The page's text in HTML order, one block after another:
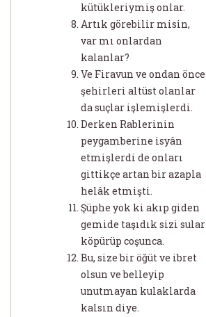
kütükleriymiş onlar.
Artık görebilir misin,
var mı onlardan
kalanlar?
Ve Firavun ve ondan önce
şehirleri altüst olanlar
da suçlar işlemişlerdi.
Derken Rablerinin
peygamberine isyân
etmişlerdi de onları
gittikçe artan bir azapla
helâk etmişti.
Şüphe yok ki akıp giden
gemide taşıdık sizi sular
köpürüp coşunca.
Bu, size bir öğüt ve ibret
olsun ve belleyip
unutmayan kulaklarda
kalsın diye.